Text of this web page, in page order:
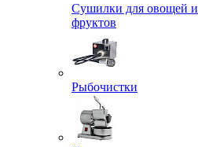
Сушилки для овощей и
фруктов
Рыбочистки